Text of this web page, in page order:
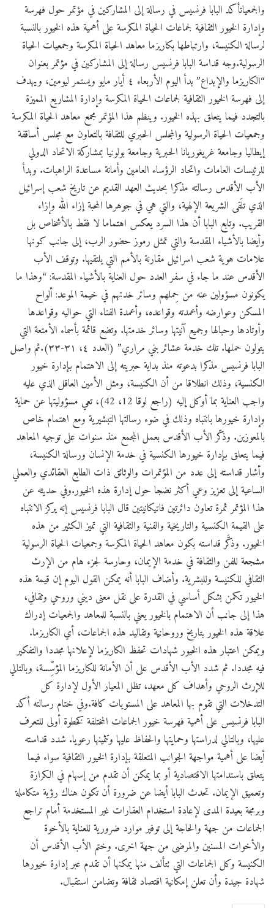
والجمعياتأكد البابا فرنسيس في رسالة إلى المشاركين في مؤتمر حول فهرسة
وإدارة الخيور الثقافية لجماعات الحياة المكرسة على أهمية هذه الخيور بالنسبة
لرسالة الكنيسة، وارتباطها بكاريزما معاهد الحياة المكرسة وجمعيات الحياة
الرسولية.وجه قداسة البابا فرنسيس رسالة إلى المشاركين في مؤتمر بعنوان
“الكاريزما والإبداع” بدأ اليوم الأربعاء ٤ أيار مايو ويستمر ليومين، ويهدف
إلى فهرسة الخيور الثقافية لجماعات الحياة المكرسة وإدارة المشاريع المميزة
بالتجدد فيما يتعلق بهذه الخيور. وينظم هذا المؤتمر مجمع معاهد الحياة المكرسة
وجمعيات الحياة الرسولية والمجلس الحبري للثقافة بالتعاون مع مجلس أساقفة
إيطاليا وجامعة غريغوريانا الحبرية وجامعة بولونيا بمشاركة الاتحاد الدولي
للرئيسات العامات واتحاد الرؤساء العامين وأمانة مساعدة الراهبات. وبدأ
الأب الأقدس رسالته مذكرا بحديث العهد القديم عن تاريخ شعب إسرائيل
الذي تلَقى الشريعة الإلهية، والتي هي في جوهرها المحبة إزاء الله وإزاء
القريب. وتابع البابا أن هذا السرد يعكس اهتماما لا فقط بالأشخاص بل
وأيضا بالأشياء المقدسة والتي تمثل رموز حضور الرب، إلى جانب كونها
علامات هوية شعب اسرائيل مقارنة بالأمم التي يلتقيها. وتوقف الأب
الأقدس عند ما جاء في سفر العدد حول العناية بالأشياء المقدسة: “وهذا ما
يكونون مسؤولين عنه من حِملهم وسائر خدتهم في خيمة الموعد: ألواح
المسكن وعوارضه وأعمدته وقواعده، وأعمدة الفناء التي حواليه وقواعدها
وأوتادها وحبالها وجميع آنيتها وسائر خدمتها. وتضع قائمة بأسماء الأمتعة التي
يتولون حملها. تلك خدمة عشائر بني مراري” (العدد ٤، ٣١-٣٣).ثم واصل
البابا فرنسيس مذكرا بدعوته منذ بداية حبريته إلى الاهتمام بإدارة خيور
الكنسية، وذلك انطلاقا من أن الكنيسة، ومثل الأمين العاقل الذي عليه
واجب العناية بما أوكل إليه (راجع لوقا 12، 42)، تعي مسؤوليتها عن حماية
وإدارة خيورها بانتباه وذلك في ضوء رسالتها التبشيرية ومع اهتمام خاص
بالمعوزين. وذكّر الأب الأقدس بعمل المجمع منذ سنوات على توجيه المعاهد
فيما يتعلق بإدارة خيورها الكنسية في خدمة الإنسان ورسالة الكنيسة،
وأشار قداسته إلى عدد من المؤتمرات والوثائق ذات الطابع العقائدي والعملي
الساعية إلى تعزيز وعي أكثر نضجا حول إدارة هذه الخيور.وفي حديثه عن
هذا المؤتمر ثمرة تعاون دائرتين فاتيكانيتين قال البابا فرنسيس إنه يركز الانتباه
على القيمة الكنسية والتاريخية والفنية والثقافية التي تميز الكثير من هذه
الخيور. وذكَّر قداسته بكون معاهد الحياة المكرسة وجمعيات الحياة الرسولية
مشجعة للفن والثقافة في خدمة الإيمان، وحارسة لجزء هام من الإرث
الثقافي للكنيسة وللبشرية. وأضاف البابا أنه يمكن القول اليوم إن قيمة هذه
الخيور تكمن بشكل أساسي في القدرة على نقل معنى ديني وروحي وثقافي،
هذا إلى جانب أن الاهتمام بالخيور يعني بالنسبة للمعاهد والجمعيات إدراك
علاقة هذه الخيور بتاريخ وروحانية وتقاليد هذه الجماعات، أي الكاريزما.
ويمكن اعتبار هذه الخيور شهادات تحفظ الكاريزما لإعلانها مجددا والتفكير
فيه مجددا. ثم شدد الأب الأقدس على أن الأمانة للكاريزما المؤسِّسة، وبالتالي
للإرث الروحي وأهداف كل معهد، تظل المعيار الأول لإدارة كل
التدخلات التي تقوم بها المعاهد على المستويات كافة.وفي ختام رسالته أكد
البابا فرنسيس على أهمية فهرسة خيور الجماعات المختلفة كخطوة أولى للتعرف
عليها، وبالتالي لدراستها وحمايتها والحفاظ عليها وتثمينها رعويا. شدد قداسته
أيضا على أهمية مواجهة الجوانب المتعلقة بإدارة الخيور الثقافية سواء فيما
يتعلق باستدامتها الاقتصادية أو بما يمكن أن تقدم من إسهام في الكرازة
وتعميق الإيمان. تحدث البابا أيضا عن ضرورة أن تكون هناك رؤية متكاملة
وبرمجة بعيدة المدى لإعادة استخدام العقارات غير المستخدمة أمام تراجع
الجماعات من جهة والحاجة إلى توفير موارد ضرورية للعناية بالأخوة
والأخوات المسنين والمرضى من جهة اخرى. وختم الأب الأقدس أن
الكنيسة وكل الجماعات التي تتألف منها يمكنها أن تقدم عبر إدارة خيورها
شهادة جيدة وأن تعلن إمكانية اقتصاد ثقافة وتضامن استقبال.